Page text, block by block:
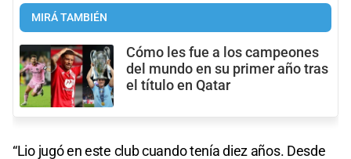
MIRÁ TAMBIÉN
Cómo les fue a los campeones
del mundo en su primer año tras
el título en Qatar
“Lio jugó en este club cuando tenía diez años. Desde